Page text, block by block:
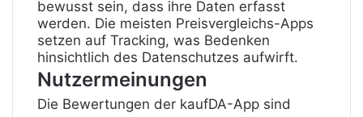
bewusst sein, dass ihre Daten erfasst
werden. Die meisten Preisvergleichs-Apps
setzen auf Tracking, was Bedenken
hinsichtlich des Datenschutzes aufwirft.
Nutzermeinungen
Die Bewertungen der kaufDA-App sind